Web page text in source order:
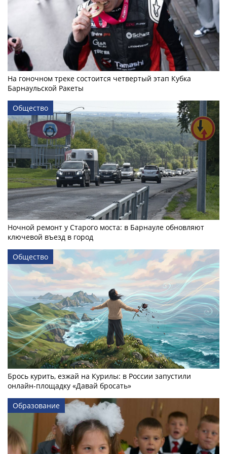
На гоночном треке состоится четвертый этап Кубка
Барнаульской Ракеты
Общество
Ночной ремонт у Старого моста: в Барнауле обновляют
ключевой въезд в город
Общество
Брось курить, езжай на Курилы: в России запустили
онлайн-­площадку «Давай бросать»
Образование